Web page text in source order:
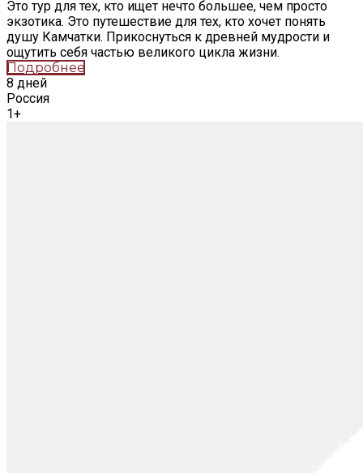
Это тур для тех, кто ищет нечто большее, чем просто
экзотика. Это путешествие для тех, кто хочет понять
душу Камчатки. Прикоснуться к древней мудрости и
ощутить себя частью великого цикла жизни.
Подробнее
8 дней
Россия
1+